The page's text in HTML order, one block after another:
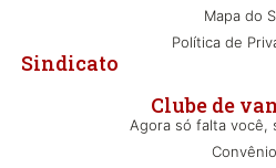
Clube de
Agora só falta você,
Sindicato
Mapa do
Política de